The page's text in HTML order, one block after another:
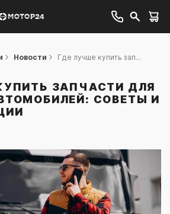
Новости Где лучше купить зап...
ЗАПЧАСТИ ДЛЯ
СОВЕТЫ И